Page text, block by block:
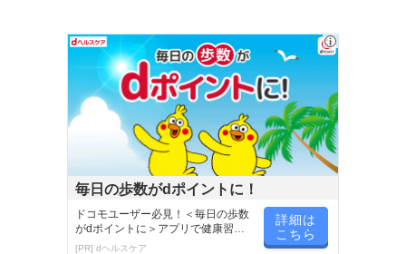
毎日の歩数がdポイントに！
ドコモユーザー必見！＜毎日の歩数
がdポイントに＞アプリで健康習慣
が楽しく続く
[PR] dヘルスケア
詳細は
こちら